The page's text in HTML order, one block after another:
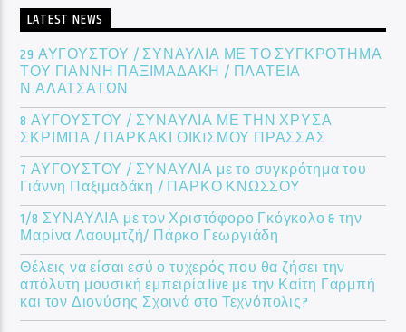
LATEST NEWS
29 ΑΥΓΟΥΣΤΟΥ / ΣΥΝΑΥΛΙΑ ΜΕ ΤΟ ΣΥΓΚΡΟΤΗΜΑ
ΤΟΥ ΓΙΑΝΝΗ ΠΑΞΙΜΑΔΑΚΗ / ΠΛΑΤΕΙΑ
Ν.ΑΛΑΤΣΑΤΩΝ
8 ΑΥΓΟΥΣΤΟΥ / ΣΥΝΑΥΛΙΑ ΜΕ ΤΗΝ ΧΡΥΣΑ
ΣΚΡΙΜΠΑ / ΠΑΡΚΑΚΙ ΟΙΚIΣΜΟΥ ΠΡΑΣΣΑΣ
7 ΑΥΓΟΥΣΤΟΥ / ΣΥΝΑΥΛΙΑ με το συγκρότημα του
Γιάννη Παξιμαδάκη / ΠΑΡΚΟ ΚΝΩΣΣΟΥ
1/8 ΣΥΝΑΥΛΙΑ με τον Χριστόφορο Γκόγκολο & την
Μαρίνα Λαουμτζή/ Πάρκο Γεωργιάδη
Θέλεις να είσαι εσύ ο τυχερός που θα ζήσει την
απόλυτη μουσική εμπειρία live με την Καίτη Γαρμπή
και τον Διονύσης Σχοινά στο Τεχνόπολις?